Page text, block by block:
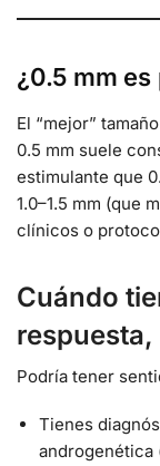
¿0.5 mm
El “mejor”
0.5 mm suele
estimulante que
1.0–1.5 mm (que
clínicos o
Cuándo
Podría tener
Tienes
androgenética